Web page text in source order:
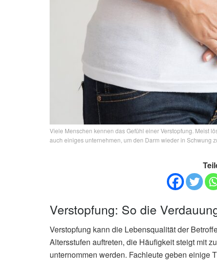
Viele Menschen kennen das Gefühl einer Verstopfung. Meist
auch einiges unternehmen, um den Darm wieder in Schwung
Verstopfung: So die
Verstopfung kann die Lebensqualität der
Altersstufen auftreten, die Häufigkeit steigt mit
unternommen werden. Fachleute geben einige